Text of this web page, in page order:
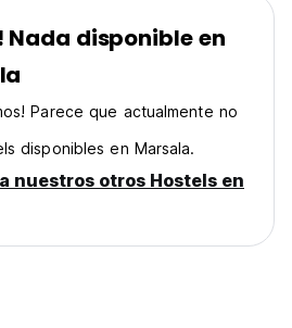
Nada disponible en
Parece que actualmente no
disponibles en Marsala.
nuestros otros Hostels en